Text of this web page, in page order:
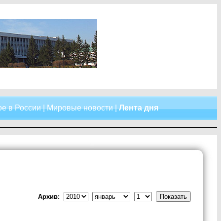
в России|Мировые новости|Лента дня
Архив: